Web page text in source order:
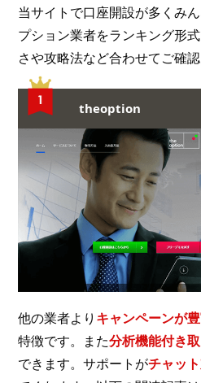
当サイトで口座開設が多くみ
プション業者をランキング形
さや攻略法など合わせてご確認
theoption
他の業者より キャンペーンが
特徴です。また分析機能付き
できます。サポートがチャッ